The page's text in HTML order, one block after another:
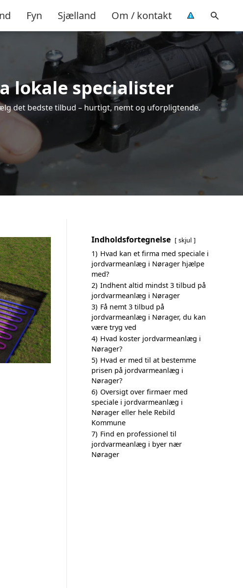
Fyn Sjælland Om / kontakt
lokale specialister
det bedste tilbud – hurtigt, nemt og uforpligtende.
Indholdsfortegnelse skjul
1) Hvad kan et firma med speciale i
jordvarmeanlæg i Nørager hjælpe
med?
2) Indhent altid mindst 3 tilbud på
jordvarmeanlæg i Nørager
3) Få nemt 3 tilbud på
jordvarmeanlæg i Nørager, du kan
være tryg ved
4) Hvad koster jordvarmeanlæg i
Nørager?
5) Hvad er med til at bestemme
prisen på jordvarmeanlæg i
Nørager?
6) Oversigt over firmaer med
speciale i jordvarmeanlæg i
Nørager eller hele Rebild
Kommune
7) Find en professionel til
jordvarmeanlæg i byer nær
Nørager